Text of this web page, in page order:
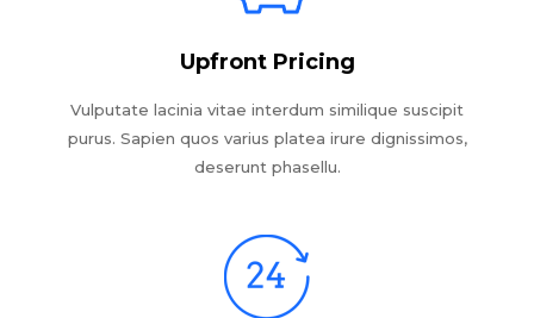
Upfront Pricing
Vulputate lacinia vitae interdum similique suscipit
purus. Sapien quos varius platea irure dignissimos,
deserunt phasellu.